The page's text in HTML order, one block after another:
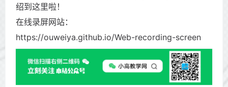
绍到这里啦！
在线录屏网站：
https://ouweiya.github.io/Web-recording-screen